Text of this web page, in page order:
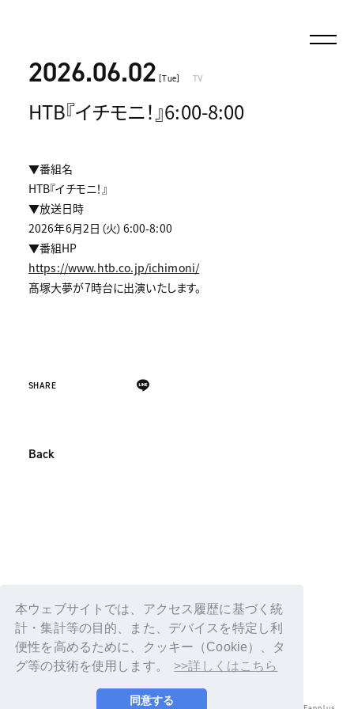
本ウェブサイトでは、アクセス履歴に基づく統
計・集計等の目的、また、デバイスを特定し利
便性を高めるために、クッキー（Cookie）、タ
グ等の技術を使用します。
>>詳しくはこちら
同意する
2026.06.02 [Tue] TV
HTB『イチモニ！』6:00-8:00
▼番組名
HTB『イチモニ！』
▼放送日時
2026年6月2日（火）6:00-8:00
▼番組HP
https://www.htb.co.jp/ichimoni/
髙塚大夢が7時台に出演いたします。
SHARE
Back